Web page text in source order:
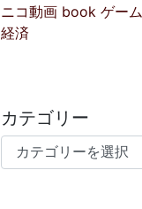
ニコ動画 book ゲーム
経済
カテゴリー
カテゴリー